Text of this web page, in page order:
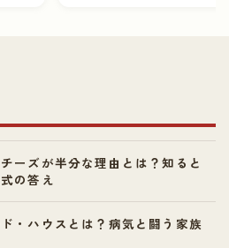
ーズが半分な理由とは？知ると
の答え
・ハウスとは？病気と闘う家族